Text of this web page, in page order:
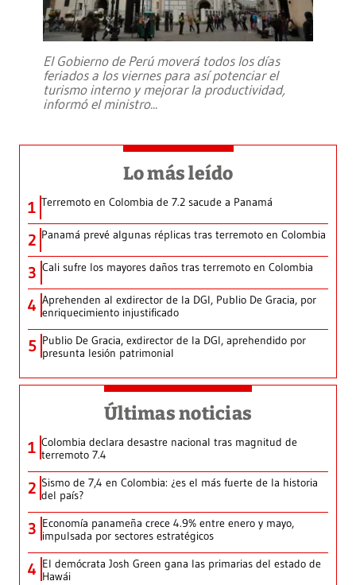
El Gobierno de Perú moverá todos los días
feriados a los viernes para así potenciar el
turismo interno y mejorar la productividad,
informó el ministro...
Lo más leído
1 Terremoto en Colombia de 7.2 sacude a Panamá
2 Panamá prevé algunas réplicas tras terremoto en Colombia
3 Cali sufre los mayores daños tras terremoto en Colombia
4 Aprehenden al exdirector de la DGI, Publio De Gracia, por
enriquecimiento injustificado
5 Publio De Gracia, exdirector de la DGI, aprehendido por
presunta lesión patrimonial
Últimas noticias
1 Colombia declara desastre nacional tras magnitud de
terremoto 7.4
2 Sismo de 7,4 en Colombia: ¿es el más fuerte de la historia
del país?
3 Economía panameña crece 4.9% entre enero y mayo,
impulsada por sectores estratégicos
4 El demócrata Josh Green gana las primarias del estado de
Hawái